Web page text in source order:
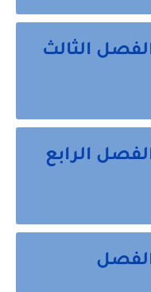
الثالث
الرابع